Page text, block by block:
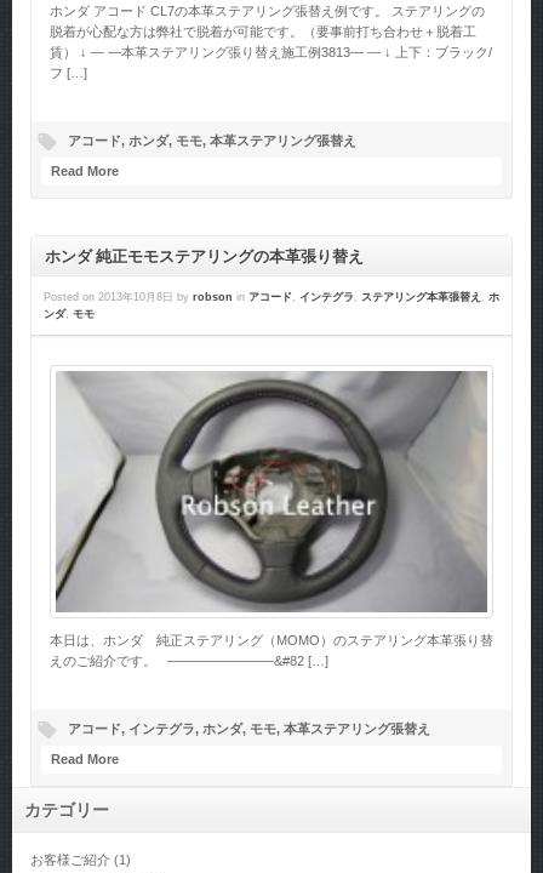
ホンダ アコード CL7の本革ステアリング張替え例です。 ステアリングの
脱着が心配な方は弊社で脱着が可能です。（要事前打ち合わせ＋脱着工
賃） ↓ — —本革ステアリング張り替え施工例3813— — ↓ 上下：ブラック/
フ […]
アコード, ホンダ, モモ, 本革ステアリング張替え
Read More
ホンダ 純正モモステアリングの本革張り替え
Posted on 2013年10月8日 by robson in アコード , インテグラ , ステアリング本革張替え , ホ
ンダ, モモ
本日は、ホンダ 純正ステアリング（MOMO）のステアリング本革張り替
えのご紹介です。 ————————&#82 […]
アコード, インテグラ, ホンダ, モモ, 本革ステアリング張替え
Read More
カテゴリー
お客様ご紹介 (1)